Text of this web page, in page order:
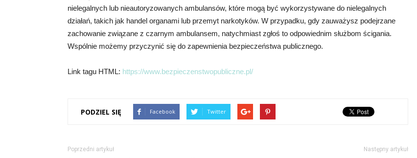
nielegalnych lub nieautoryzowanych ambulansów, które mogą być wykorzystywane do nielegalnych
działań, takich jak handel organami lub przemyt narkotyków. W przypadku, gdy zauważysz podejrzane
zachowanie związane z czarnym ambulansem, natychmiast zgłoś to odpowiednim służbom ścigania.
Wspólnie możemy przyczynić się do zapewnienia bezpieczeństwa publicznego.
Link tagu HTML: https://www.bezpieczenstwopubliczne.pl/
PODZIEL SIĘ Facebook Twitter
Poprzedni artykuł Następny artykuł